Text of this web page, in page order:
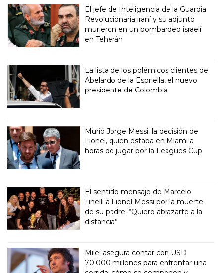
El jefe de Inteligencia de la Guardia
Revolucionaria iraní y su adjunto
murieron en un bombardeo israelí
en Teherán
La lista de los polémicos clientes de
Abelardo de la Espriella, el nuevo
presidente de Colombia
Murió Jorge Messi: la decisión de
Lionel, quien estaba en Miami a
horas de jugar por la Leagues Cup
El sentido mensaje de Marcelo
Tinelli a Lionel Messi por la muerte
de su padre: “Quiero abrazarte a la
distancia”
Milei asegura contar con USD
70.000 millones para enfrentar una